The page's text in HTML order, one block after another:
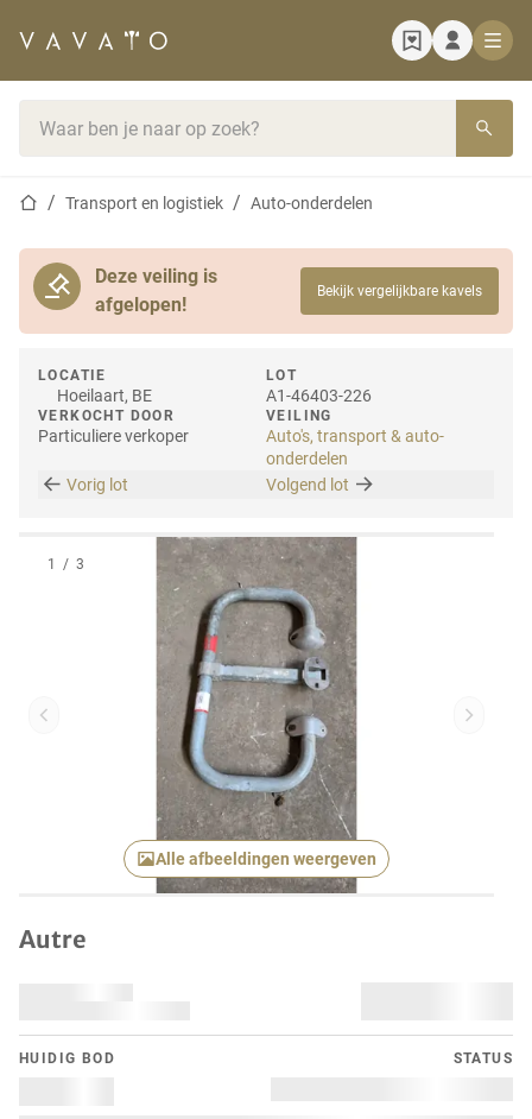
StartpaginaTransport en logistiek Auto-onderdelen
Deze veiling is
afgelopen!
Bekijk vergelijkbare kavels
LOCATIE
Hoeilaart, BE
VERKOCHT DOOR
Particuliere verkoper
LOT
A1-46403-226
VEILING
Auto's, transport & auto-
onderdelen
Vorig lot
Volgend lot
Vorig item
Alle afbeeldingen weergeven
1 / 3
Autre
HUIDIG ​​BOD STATUS